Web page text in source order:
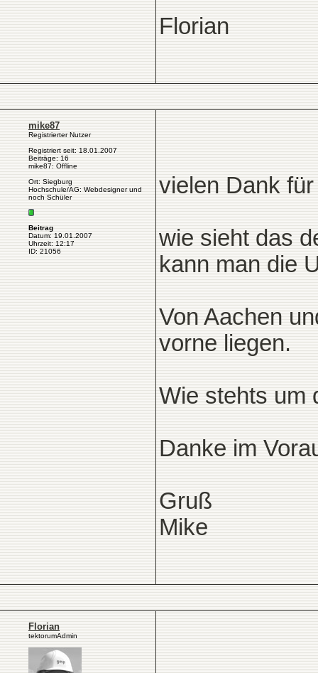
Florian
mike87
Registrierter Nutzer
Registriert seit: 18.01.2007
Beiträge: 16
mike87: Offline
Ort: Siegburg
Hochschule/AG: Webdesigner und
noch Schüler
Beitrag
Datum: 19.01.2007
Uhrzeit: 12:17
ID: 21056
vielen Dank
wie sieht das
kann man die
Von Aachen
vorne liegen.
Wie stehts um
Danke im
Gruß
Mike
Florian
tektorumAdmin